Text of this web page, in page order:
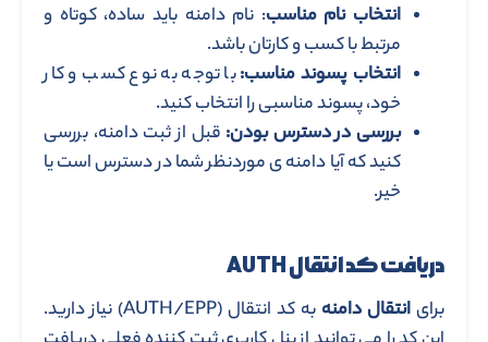
انتخاب نام مناسب: نام دامنه باید ساده، کوتاه و
مرتبط با کسب و کارتان باشد.
انتخاب پسوند مناسب:با توجه به نوع کسب و کار
خود، پسوند مناسبی را انتخاب کنید.
بررسی در دسترس بودن: قبل از ثبت دامنه، بررسی
کنید که آیا دامنه ی موردنظر شما در دسترس است یا
خیر.
دریافت کد انتقالAUTH
برایانتقال دامنه
به کد انتقال (AUTH/EPP) نیاز دارید.